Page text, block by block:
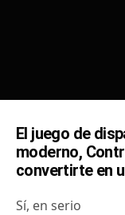
El juego de
moderno,
convertirte en
Sí, en serio